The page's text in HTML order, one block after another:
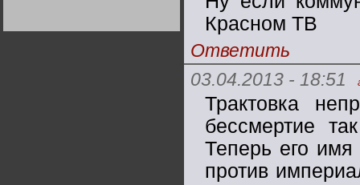
Красном ТВ
Ответить
03.04.2013 - 18:51
Трактовка
бессмертие
Теперь его имя
против